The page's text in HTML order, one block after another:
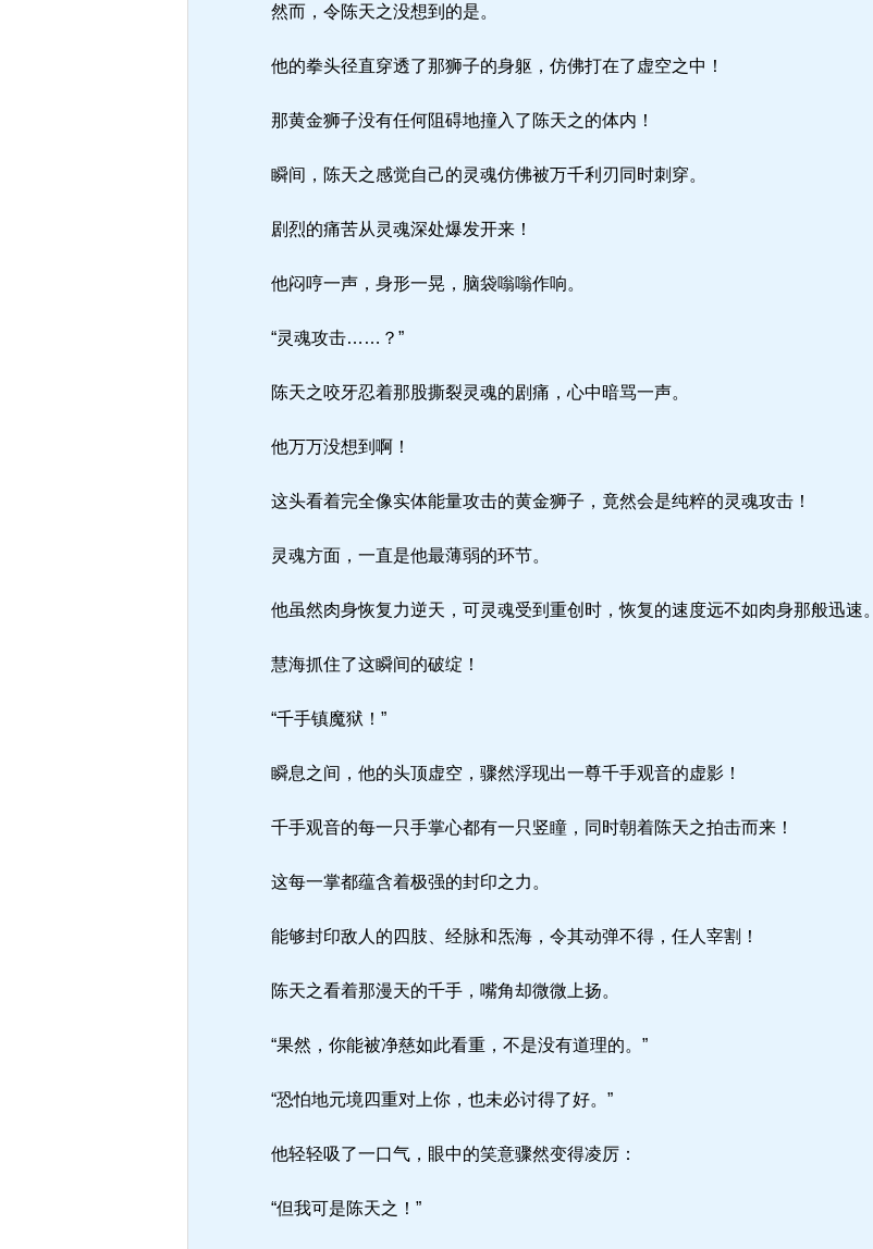
然而，令陈天之没想到的是。
他的拳头径直穿透了那狮子的身躯，仿佛打在了虚空之中！
那黄金狮子没有任何阻碍地撞入了陈天之的体内！
瞬间，陈天之感觉自己的灵魂仿佛被万千利刃同时刺穿。
剧烈的痛苦从灵魂深处爆发开来！
他闷哼一声，身形一晃，脑袋嗡嗡作响。
“灵魂攻击……？”
陈天之咬牙忍着那股撕裂灵魂的剧痛，心中暗骂一声。
他万万没想到啊！
这头看着完全像实体能量攻击的黄金狮子，竟然会是纯粹的灵魂攻击！
灵魂方面，一直是他最薄弱的环节。
他虽然肉身恢复力逆天，可灵魂受到重创时，恢复的速度远不如肉身那般迅速。
慧海抓住了这瞬间的破绽！
“千手镇魔狱！”
瞬息之间，他的头顶虚空，骤然浮现出一尊千手观音的虚影！
千手观音的每一只手掌心都有一只竖瞳，同时朝着陈天之拍击而来！
这每一掌都蕴含着极强的封印之力。
能够封印敌人的四肢、经脉和炁海，令其动弹不得，任人宰割！
陈天之看着那漫天的千手，嘴角却微微上扬。
“果然，你能被净慈如此看重，不是没有道理的。”
“恐怕地元境四重对上你，也未必讨得了好。”
他轻轻吸了一口气，眼中的笑意骤然变得凌厉：
“但我可是陈天之！”